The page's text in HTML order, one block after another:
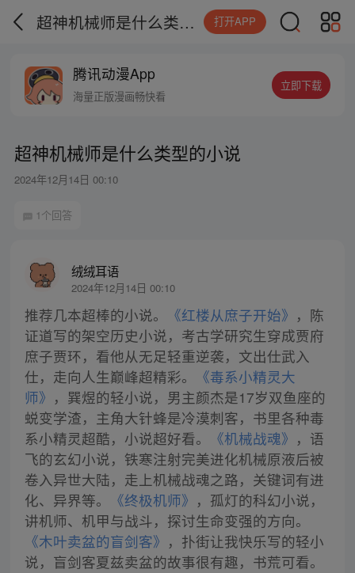
超神机械师是什么类型的小说 打开APP
腾讯动漫App
海量正版漫画畅快看
立即下载
超神机械师是什么类型的小说
2024年12月14日 00:10
1个回答
绒绒耳语
2024年12月14日 00:10
推荐几本超棒的小说。 《红楼从庶子开始》 ，陈
证道写的架空历史小说，考古学研究生穿成贾府
庶子贾环，看他从无足轻重逆袭，文出仕武入
仕，走向人生巅峰超精彩。
《毒系小精灵大
师》 ，巽煜的轻小说，男主颜杰是17岁双鱼座的
蜕变学渣，主角大针蜂是冷漠刺客，书里各种毒
系小精灵超酷，小说超好看。
《机械战魂》 ，语
飞的玄幻小说，铁寒注射完美进化机械原液后被
卷入异世大陆，走上机械战魂之路，关键词有进
化、异界等。
《终极机师》 ，孤灯的科幻小说，
讲机师、机甲与战斗，探讨生命变强的方向。
《木叶卖盆的盲剑客》 ，扑街让我快乐写的轻小
说，盲剑客夏兹卖盆的故事很有趣，书荒可看。